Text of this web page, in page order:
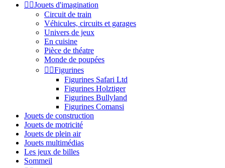
 Jouets d'imagination
Circuit de train
Véhicules, circuits et garages
Univers de jeux
En cuisine
Pièce de théatre
Monde de poupées
 Figurines
Figurines Safari Ltd
Figurines Holztiger
Figurines Bullyland
Figurines Comansi
Jouets de construction
Jouets de motricité
Jouets de plein air
Jouets multimédias
Les jeux de billes
Sommeil